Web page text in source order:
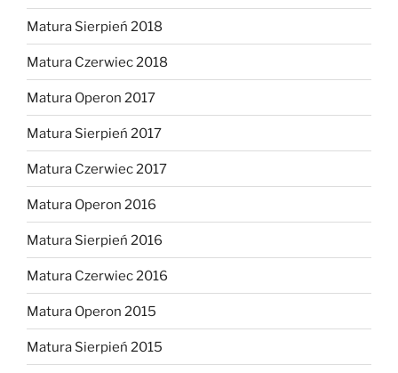
Matura Sierpień 2018
Matura Czerwiec 2018
Matura Operon 2017
Matura Sierpień 2017
Matura Czerwiec 2017
Matura Operon 2016
Matura Sierpień 2016
Matura Czerwiec 2016
Matura Operon 2015
Matura Sierpień 2015